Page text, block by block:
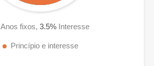
Anos fixos, 3.5% Interesse
Princípio e interesse